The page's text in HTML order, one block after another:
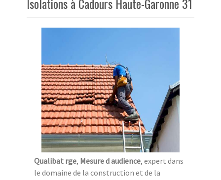
Qualibat rge, Mesure d audience, expert dans
le domaine de la construction et de la